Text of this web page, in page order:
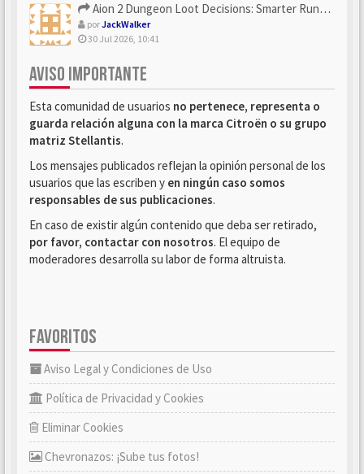
Aion 2 Dungeon Loot Decisions: Smarter Runs With U4N
porJackWalker
30 Jul 2026, 10:41
AVISO IMPORTANTE
Esta comunidad de usuarios no pertenece, representa o
guarda relación alguna con la marca Citroën o su grupo
matriz Stellantis.
Los mensajes publicados reflejan la opinión personal de los
usuarios que las escriben y en ningún caso somos
responsables de sus publicaciones.
En caso de existir algún contenido que deba ser retirado,
por favor, contactar con nosotros. El equipo de
moderadores desarrolla su labor de forma altruista.
FAVORITOS
Aviso Legal y Condiciones de Uso
Política de Privacidad y Cookies
Eliminar Cookies
Chevronazos: ¡Sube tus fotos!